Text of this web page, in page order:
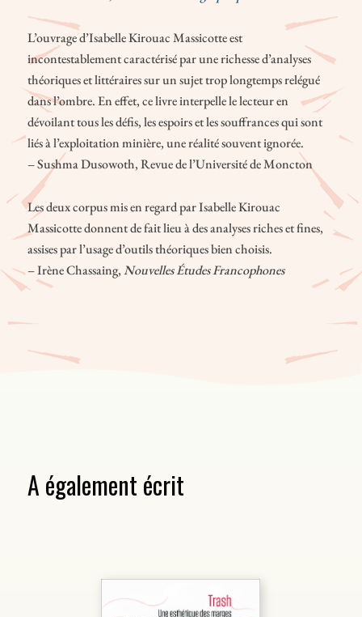
L’ouvrage d’Isabelle Kirouac Massicotte est
incontestablement caractérisé par une richesse d’analyses
théoriques et littéraires sur un sujet trop longtemps relégué
dans l’ombre. En effet, ce livre interpelle le lecteur en
dévoilant tous les défis, les espoirs et les souffrances qui sont
liés à l’exploitation minière, une réalité souvent ignorée.
– Sushma Dusowoth, Revue de l’Université de Moncton
Les deux corpus mis en regard par Isabelle Kirouac
Massicotte donnent de fait lieu à des analyses riches et fines,
assises par l’usage d’outils théoriques bien choisis.
– Irène Chassaing,Nouvelles Études Francophones
A également écrit